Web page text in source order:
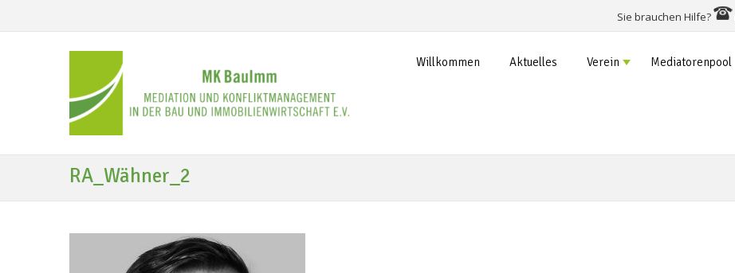
Sie brauchen Hilfe?
Willkommen Aktuelles Verein Mediatorenpool
RA_Wähner_2